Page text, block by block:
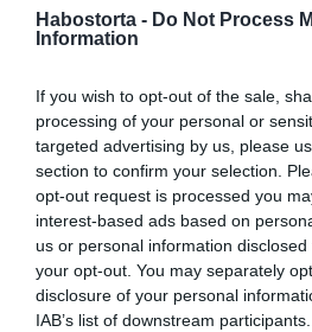
Habostorta - Do Not Process
Information
If you wish to opt-out of the sale,
processing of your personal or
targeted advertising by us, please
section to confirm your selection.
opt-out request is processed you
interest-based ads based on
us or personal information
your opt-out. You may separately
disclosure of your personal
IAB’s list of downstream